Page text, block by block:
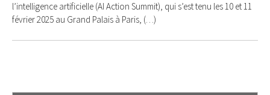
l’intelligence artificielle (AI Action Summit), qui s’est tenu les 10 et 11
février 2025 au Grand Palais à Paris, (…)